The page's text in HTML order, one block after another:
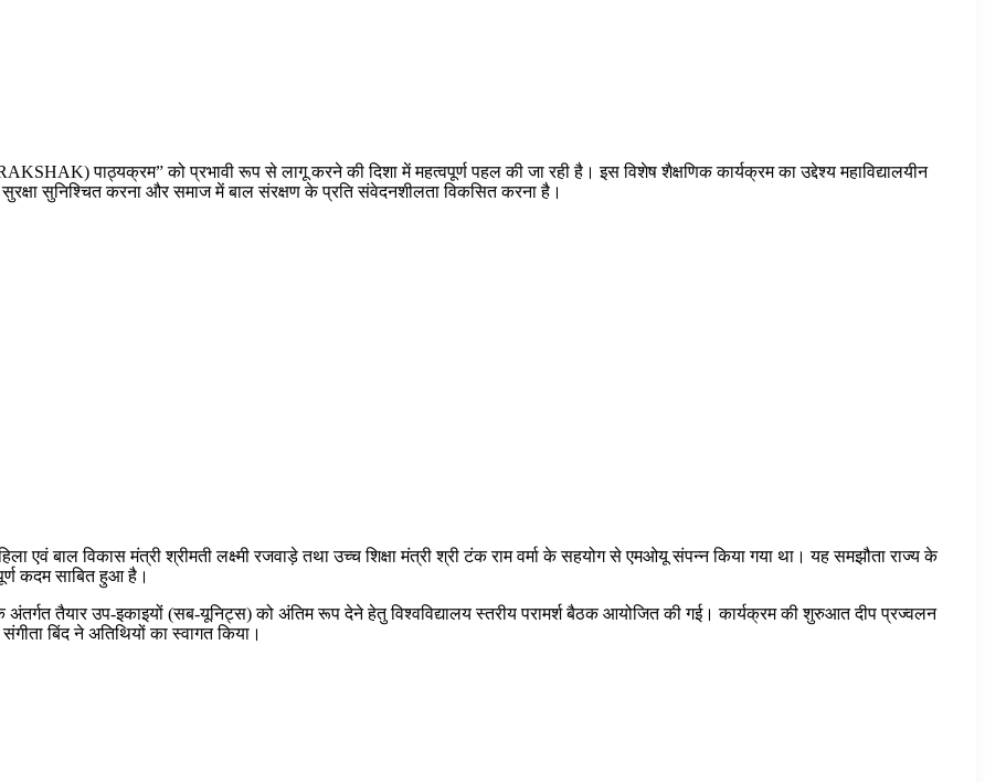
पाठ्यक्रम” को प्रभावी रूप से लागू करने की दिशा में महत्वपूर्ण पहल की जा रही है। इस विशेष शैक्षणिक कार्यक्रम का उद्देश्य महाविद्यालयीन
सुरक्षा सुनिश्चित करना और समाज में बाल संरक्षण के प्रति संवेदनशीलता विकसित करना है।
एवं बाल विकास मंत्री श्रीमती लक्ष्मी रजवाड़े तथा उच्च शिक्षा मंत्री श्री टंक राम वर्मा के सहयोग से एमओयू संपन्न किया गया था। यह समझौता राज्य के
कदम साबित हुआ है।
अंतर्गत तैयार उप-इकाइयों (सब-यूनिट्स) को अंतिम रूप देने हेतु विश्वविद्यालय स्तरीय परामर्श बैठक आयोजित की गई। कार्यक्रम की शुरुआत दीप प्रज्वलन
बिंद ने अतिथियों का स्वागत किया।